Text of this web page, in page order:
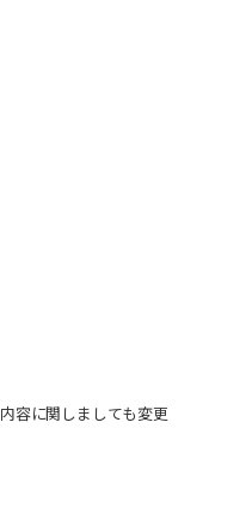
容に関しましても変更